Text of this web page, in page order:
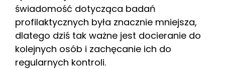
świadomość dotycząca badań
profilaktycznych była znacznie mniejsza,
dlatego dziś tak ważne jest docieranie do
kolejnych osób i zachęcanie ich do
regularnych kontroli.